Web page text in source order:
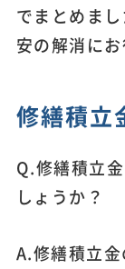
でまとめま
安の解消にお
修繕積立
Q.修繕積立
しょうか？
A.修繕積立